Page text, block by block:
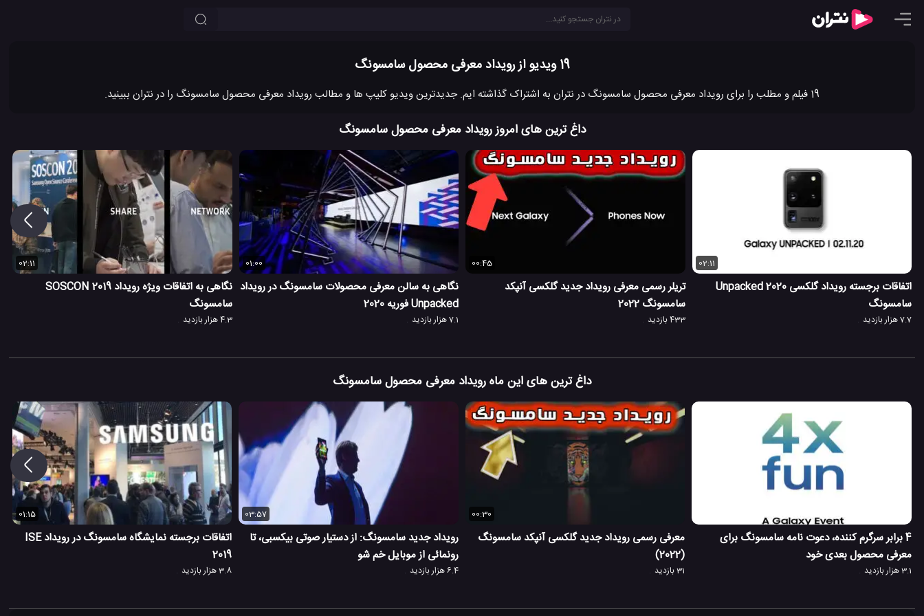
19 ویدیو از رویداد معرفی محصول سامسونگ
19 فیلم و مطلب را برای رویداد معرفی محصول سامسونگ در نتران به اشتراک گذاشته ایم. جدیدترین ویدیو کلیپ ها و مطالب رویداد معرفی محصول سامسونگ را در نتران ببینید.
داغ ترین های امروز رویداد معرفی محصول سامسونگ
02:11
اتفاقات برجسته رویداد گلکسی Unpacked 2020
سامسونگ
7.7 هزار بازدید
00:45
تریلر رسمی معرفی رویداد جدید گلکسی آنپکد
سامسونگ 2022
433 بازدید
01:00
نگاهی به سالن معرفی محصولات سامسونگ در رویداد
Unpacked فوریه 2020
7.1 هزار بازدید
02:11
نگاهی به اتفاقات ویژه رویداد SOSCON 2019
سامسونگ
4.3 هزار بازدید
داغ ترین های این ماه رویداد معرفی محصول سامسونگ
4 برابر سرگرم کننده، دعوت نامه سامسونگ برای
معرفی محصول بعدی خود
3.1 هزار بازدید
00:30
معرفی رسمی رویداد جدید گلکسی آنپکد سامسونگ
(2022)
31 بازدید
03:57
رویداد جدید سامسونگ: از دستیار صوتی بیکسبی، تا
رونمائی از موبایل خم شو
6.4 هزار بازدید
01:15
اتفاقات برجسته نمایشگاه سامسونگ در رویداد ISE
2019
3.8 هزار بازدید